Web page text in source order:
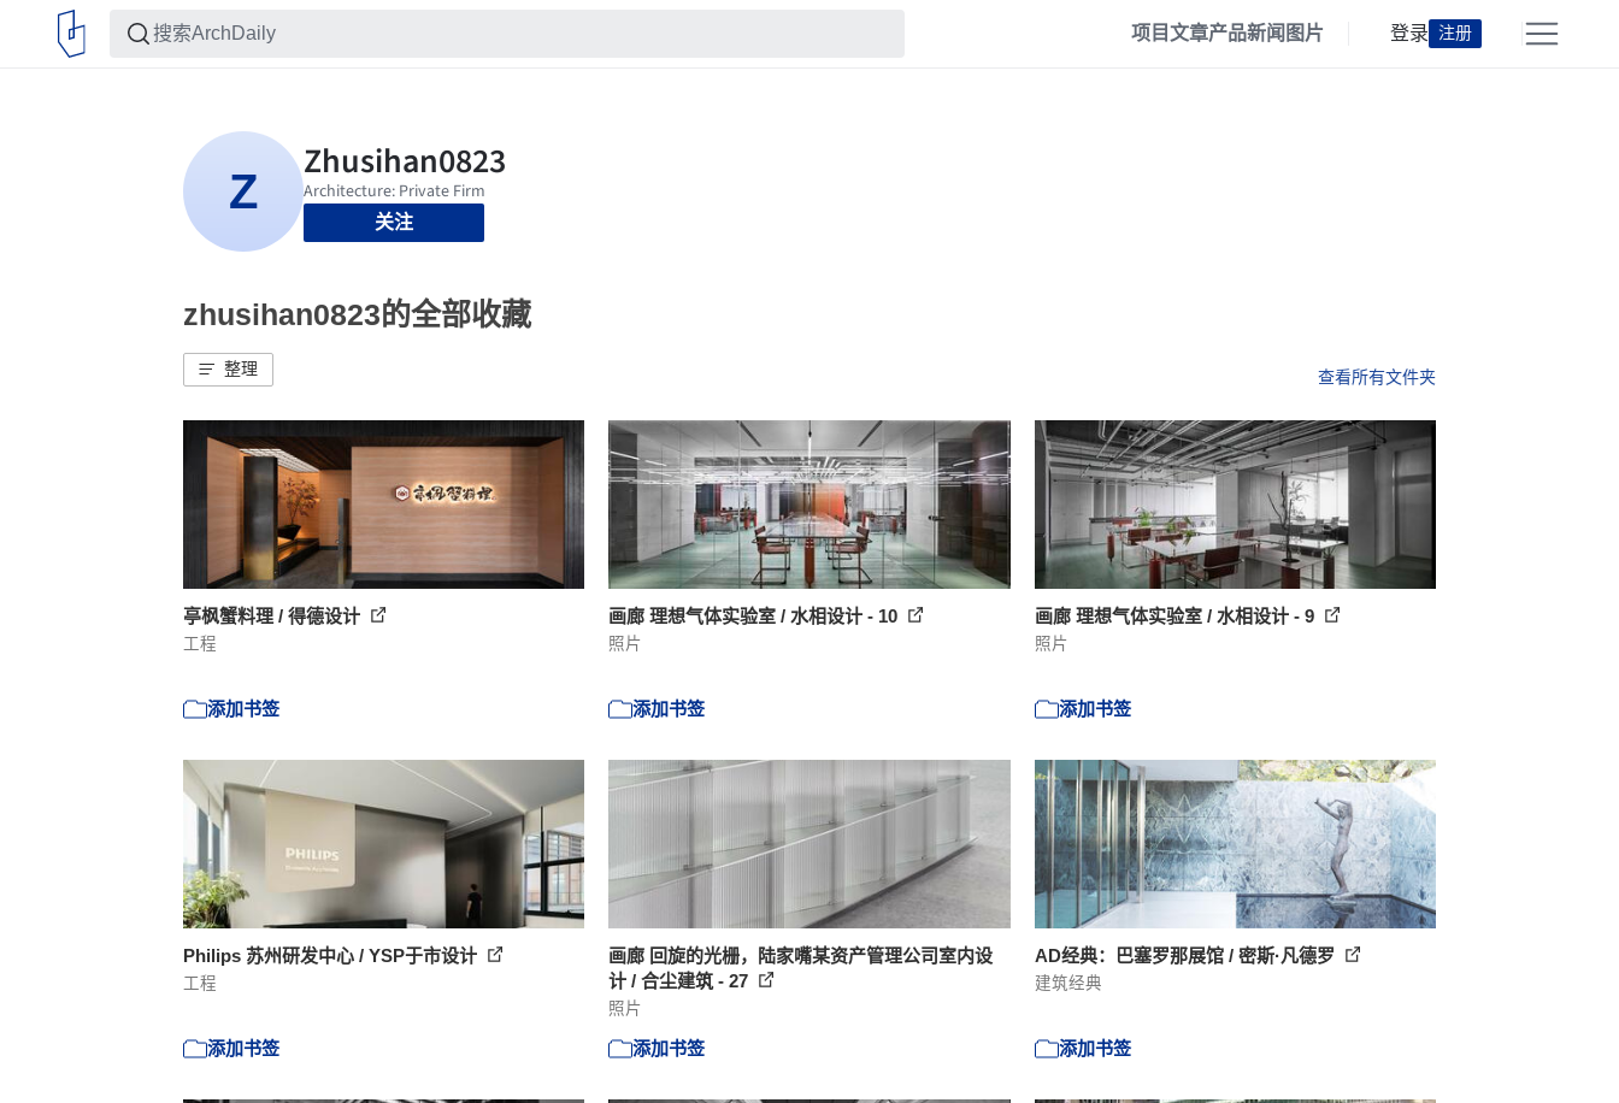
项目文章产品新闻 图片 登录 注册
关注
zhusihan0823的全部收藏
整理 查看所有文件夹
亭枫蟹料理 / 得德设计
工程
添加书签
画廊 理想气体实验室 / 水相设计 - 10
照片
添加书签
画廊 理想气体实验室 / 水相设计 - 9
照片
添加书签
Philips 苏州研发中心 / YSP于市设计
工程
添加书签
画廊 回旋的光栅，陆家嘴某资产管理公司室内设
计 / 合尘建筑 - 27
照片
添加书签
AD经典：巴塞罗那展馆 / 密斯·凡德罗
建筑经典
添加书签